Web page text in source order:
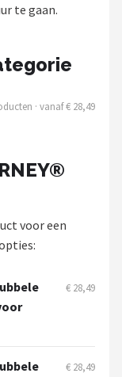
te gaan.
· vanaf € 28,49
voor een
€ 28,49
€ 28,49